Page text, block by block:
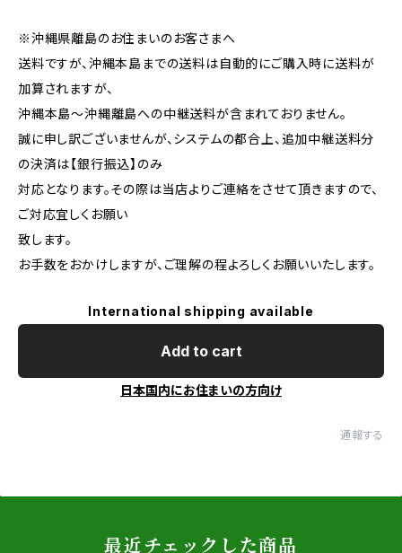
※沖縄県離島のお住まいのお客さまへ
送料ですが、沖縄本島までの送料は自動的にご購入時に送料が
加算されますが、
沖縄本島～沖縄離島への中継送料が含まれておりません。
誠に申し訳ございませんが、システムの都合上、追加中継送料分
の決済は【銀行振込】のみ
対応となります。その際は当店よりご連絡をさせて頂きますので、
ご対応宜しくお願い
致します。
お手数をおかけしますが、ご理解の程よろしくお願いいたします。
International shipping available
Add to cart
日本国内にお住まいの方向け
通報する
最近チェックした商品